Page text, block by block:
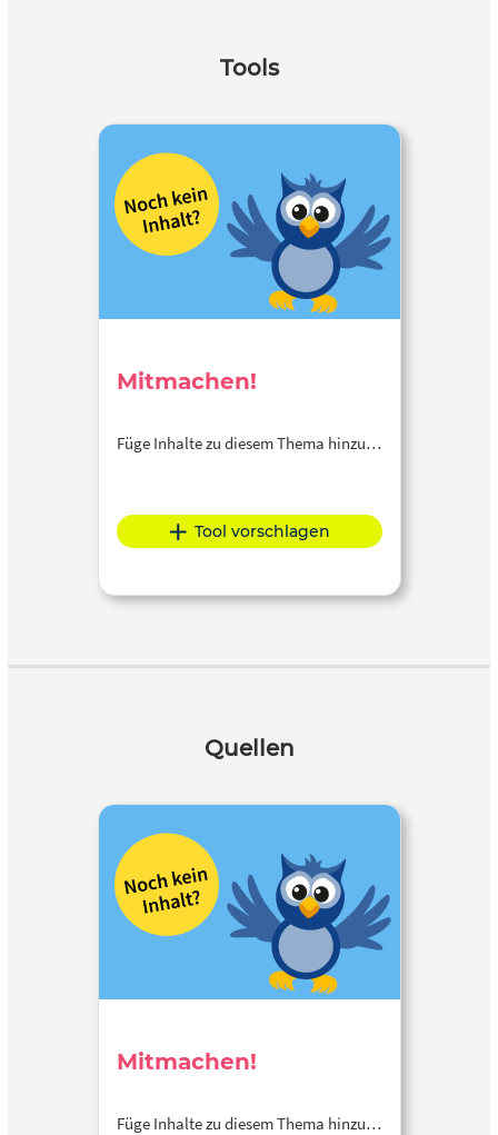
Tools
Mitmachen!
Füge Inhalte zu diesem Thema hinzu…
Tool vorschlagen
Quellen
Mitmachen!
Füge Inhalte zu diesem Thema hinzu…